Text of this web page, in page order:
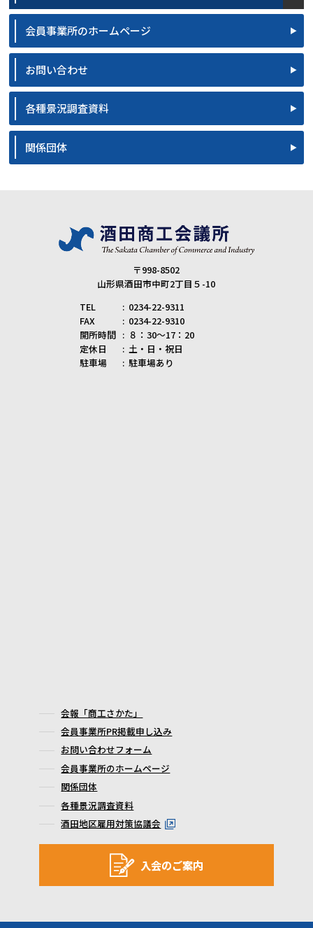
会員事業所のホームページ
お問い合わせ
各種景況調査資料
関係団体
〒998-8502
山形県酒田市中町2丁目５-10
TEL
0234-22-9311
FAX
0234-22-9310
開所時間
８：30～17：20
定休日
土・日・祝日
駐車場
駐車場あり
会報「商工さかた」
会員事業所PR掲載申し込み
お問い合わせフォーム
会員事業所のホームページ
関係団体
各種景況調査資料
酒田地区雇用対策協議会
入会のご案内